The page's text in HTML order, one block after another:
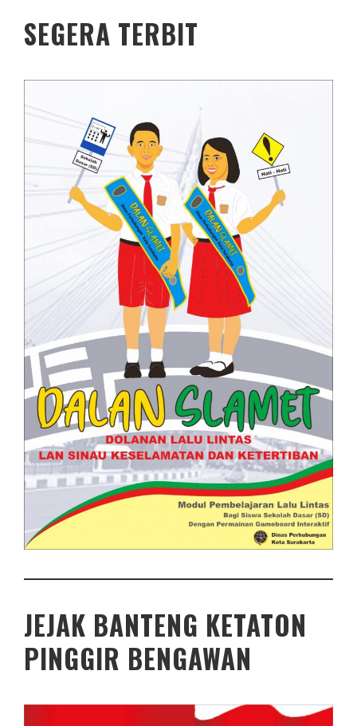
SEGERA TERBIT
JEJAK BANTENG KETATON
PINGGIR BENGAWAN